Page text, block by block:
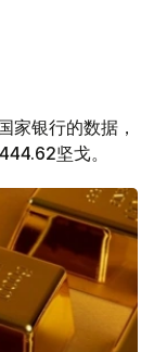
家银行的数据，
坚戈。